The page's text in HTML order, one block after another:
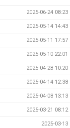
2025-06-24 08:23
2025-05-14 14:43
2025-05-11 17:57
2025-05-10 22:01
2025-04-28 10:20
2025-04-14 12:38
2025-04-08 13:13
2025-03-21 08:12
2025-03-13